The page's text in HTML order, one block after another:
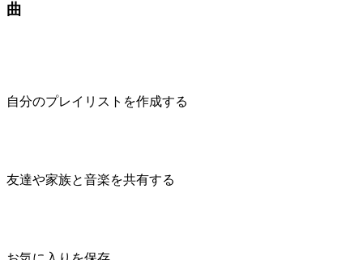
曲
自分のプレイリストを作成する
友達や家族と音楽を共有する